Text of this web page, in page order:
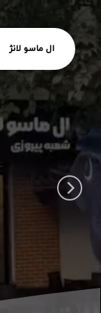
پرش
محتوا
ال ماسو لانژ